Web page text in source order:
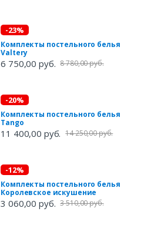
-23%
Комплекты постельного белья
Valtery
6 750,00 руб. 8 780,00 руб.
-20%
Комплекты постельного белья
Tango
11 400,00 руб. 14 250,00 руб.
-12%
Комплекты постельного белья
Королевское искушение
3 060,00 руб. 3 510,00 руб.